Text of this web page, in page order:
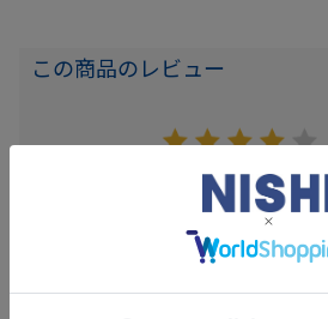
この商品のレビュー
レビュー件数：5